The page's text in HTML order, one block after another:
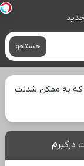
جستجو
که به ممکن شدنت
درگیرم